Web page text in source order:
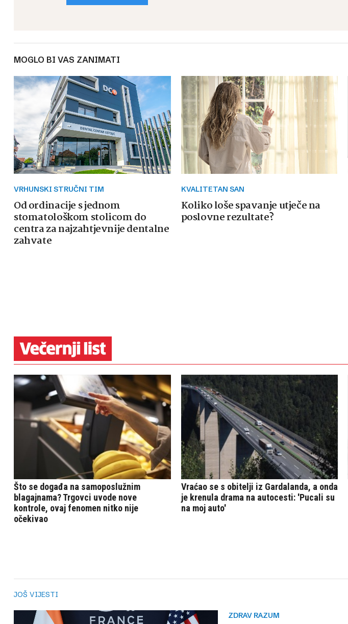
MOGLO BI VAS ZANIMATI
VRHUNSKI STRUČNI TIM
Od ordinacije s jednom
stomatološkom stolicom do
centra za najzahtjevnije dentalne
zahvate
KVALITETAN SAN
Koliko loše spavanje utječe na
poslovne rezultate?
JOŠ VIJESTI
ZDRAV RAZUM